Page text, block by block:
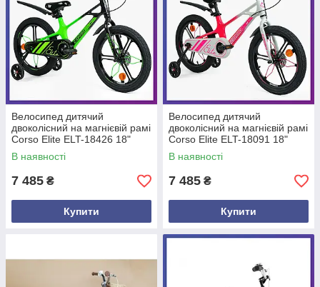
Велосипед дитячий
двоколісний на магнієвій рамі
Corso Elite ELT-18426 18"
зріст 110-130 см 5-8 років
Зелений
В наявності
7 485 ₴
Купити
Велосипед дитячий
двоколісний на магнієвій рамі
Corso Elite ELT-18091 18"
зріст 110-130 см 5-8 років
Білий
В наявності
7 485 ₴
Купити